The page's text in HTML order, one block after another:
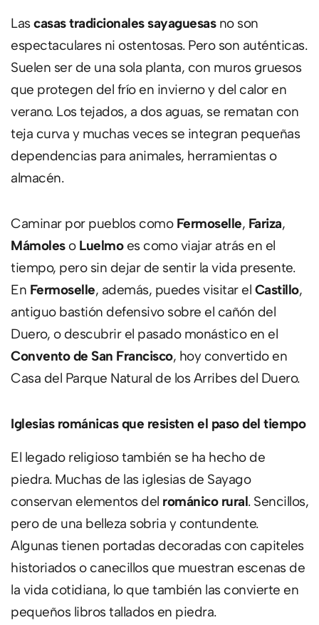
Lascasas tradicionales sayaguesasno son
espectaculares ni ostentosas. Pero son auténticas.
Suelen ser de una sola planta, con muros gruesos
que protegen del frío en invierno y del calor en
verano. Los tejados, a dos aguas, se rematan con
teja curva y muchas veces se integran pequeñas
dependencias para animales, herramientas o
almacén.
Caminar por pueblos como Fermoselle, Fariza,
Mámoleso Luelmoes como viajar atrás en el
tiempo, pero sin dejar de sentir la vida presente.
En Fermoselle, además, puedes visitar el Castillo,
antiguo bastión defensivo sobre el cañón del
Duero, o descubrir el pasado monástico en el
Convento de San Francisco, hoy convertido en
Casa del Parque Natural de los Arribes del Duero.
Iglesias románicas que resisten el paso del tiempo
El legado religioso también se ha hecho de
piedra. Muchas de las iglesias de Sayago
conservan elementos del románico rural. Sencillos,
pero de una belleza sobria y contundente.
Algunas tienen portadas decoradas con capiteles
historiados o canecillos que muestran escenas de
la vida cotidiana, lo que también las convierte en
pequeños libros tallados en piedra.